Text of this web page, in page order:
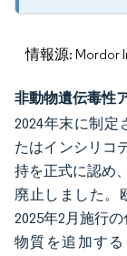
情報源: Mordor
非動物遺伝毒性
2024年末に制定
たはインシリコ
持を正式に認め
廃止しました。
2025年2月施行
物質を追加す